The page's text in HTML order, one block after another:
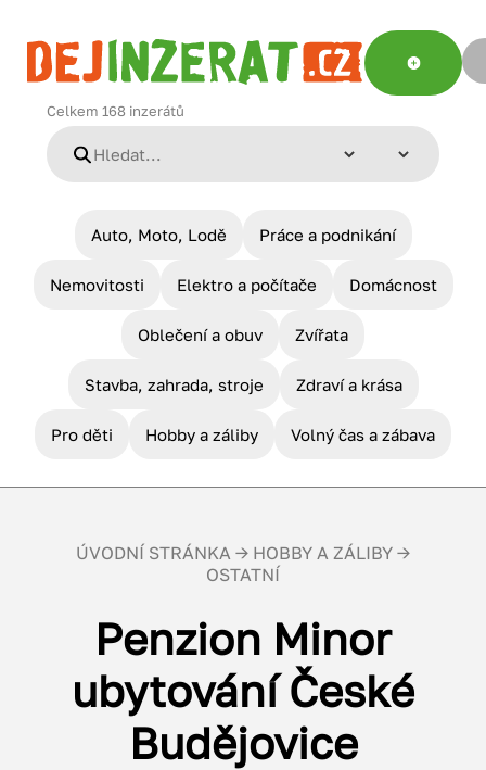
Celkem 168 inzerátů
Auto, Moto, Lodě Práce a podnikání
Nemovitosti Elektro a počítače Domácnost
Oblečení a obuv Zvířata
Stavba, zahrada, stroje Zdraví a krása
Pro děti Hobby a záliby Volný čas a zábava
ÚVODNÍ STRÁNKA → HOBBY A ZÁLIBY →
OSTATNÍ
Penzion Minor
ubytování České
Budějovice